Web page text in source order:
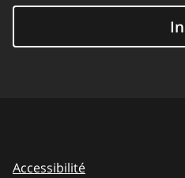
Accessibilité